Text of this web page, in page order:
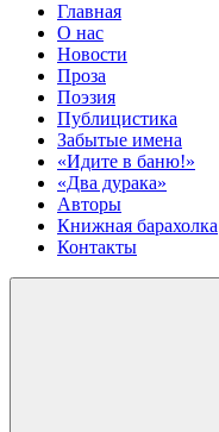
Главная
О нас
Новости
Проза
Поэзия
Публицистика
Забытые имена
«Идите в баню!»
«Два дурака»
Авторы
Книжная барахолка
Контакты